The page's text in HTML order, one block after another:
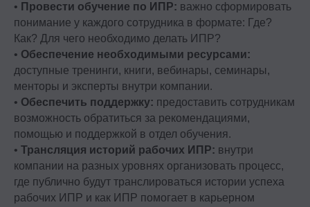
• Провести обучение по ИПР: важно сформировать
понимание у каждого сотрудника в формате: Где?
Как? Для чего необходимо делать ИПР?
• Обеспечение необходимыми ресурсами:
доступные тренинги, книги, вебинары, семинары,
менторы и эксперты внутри компании.
• Обеспечить поддержку: предоставить сотрудникам
возможность обратиться за рекомендациями,
помощью и поддержкой в отдел обучения.
• Трансляция историй рабочих ИПР: внутри
компании на разных уровнях организовать процесс,
где публично будут транслироваться истории успеха
рабочих ИПР и как ИПР помогает в карьерном
Зарегистрироваться